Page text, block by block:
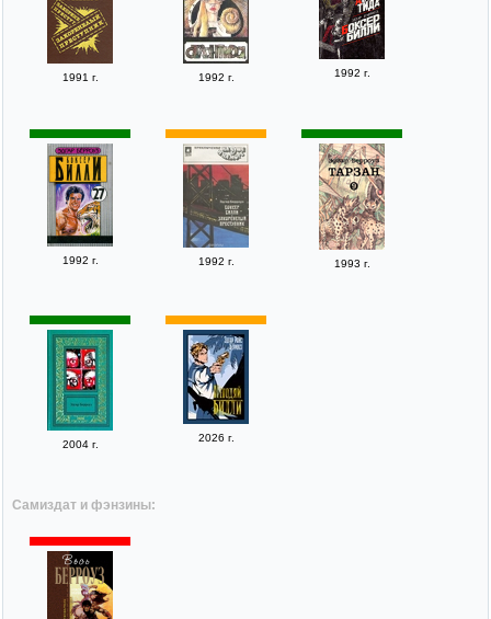
1991 г. 1992 г. 1992 г.
1992 г. 1992 г. 1993 г.
2004 г.
2026 г.
Самиздат и фэнзины: